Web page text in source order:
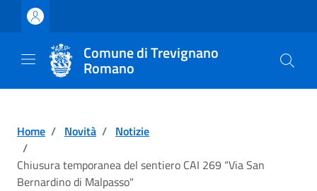
Vai ai contenuti
Vai al footer
Comune di Trevignano
Romano
Home / Novità / Notizie
/
Chiusura temporanea del sentiero CAI 269 “Via San
Bernardino di Malpasso"